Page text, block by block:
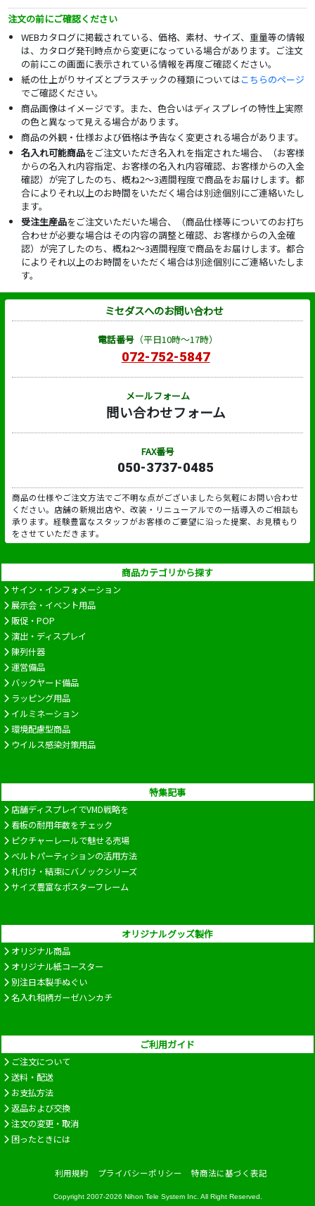
注文の前にご確認ください
WEBカタログに掲載されている、価格、素材、サイズ、重量等の情報
は、カタログ発刊時点から変更になっている場合があります。ご注文
の前にこの画面に表示されている情報を再度ご確認ください。
紙の仕上がりサイズとプラスチックの種類についてはこちらのページ
でご確認ください。
商品画像はイメージです。また、色合いはディスプレイの特性上実際
の色と異なって見える場合があります。
商品の外観・仕様および価格は予告なく変更される場合があります。
名入れ可能商品をご注文いただき名入れを指定された場合、（お客様
からの名入れ内容指定、お客様の名入れ内容確認、お客様からの入金
確認）が完了したのち、概ね2～3週間程度で商品をお届けします。都
合によりそれ以上のお時間をいただく場合は別途個別にご連絡いたし
ます。
受注生産品をご注文いただいた場合、（商品仕様等についてのお打ち
合わせが必要な場合はその内容の調整と確認、お客様からの入金確
認）が完了したのち、概ね2～3週間程度で商品をお届けします。都合
によりそれ以上のお時間をいただく場合は別途個別にご連絡いたしま
す。
ミセダスへのお問い合わせ
電話番号（平日10時～17時）
072-752-5847
メールフォーム
問い合わせフォーム
FAX番号
050-3737-0485
商品の仕様やご注文方法でご不明な点がございましたら気軽にお問い合わせ
ください。店舗の新規出店や、改装・リニューアルでの一括導入のご相談も
承ります。経験豊富なスタッフがお客様のご要望に沿った提案、お見積もり
をさせていただきます。
商品カテゴリから探す
サイン・インフォメーション
展示会・イベント用品
販促・POP
演出・ディスプレイ
陳列什器
運営備品
バックヤード備品
ラッピング用品
イルミネーション
環境配慮型商品
ウイルス感染対策用品
特集記事
店舗ディスプレイでVMD戦略を
看板の耐用年数をチェック
ピクチャーレールで魅せる売場
ベルトパーティションの活用方法
札付け・結束にバノックシリーズ
サイズ豊富なポスターフレーム
オリジナルグッズ製作
オリジナル商品
オリジナル紙コースター
別注日本製手ぬぐい
名入れ和柄ガーゼハンカチ
ご利用ガイド
ご注文について
送料・配送
お支払方法
返品および交換
注文の変更・取消
困ったときには
利用規約 プライバシーポリシー 特商法に基づく表記
Copyright 2007-2026 Nihon Tele System Inc. All Right Reserved.